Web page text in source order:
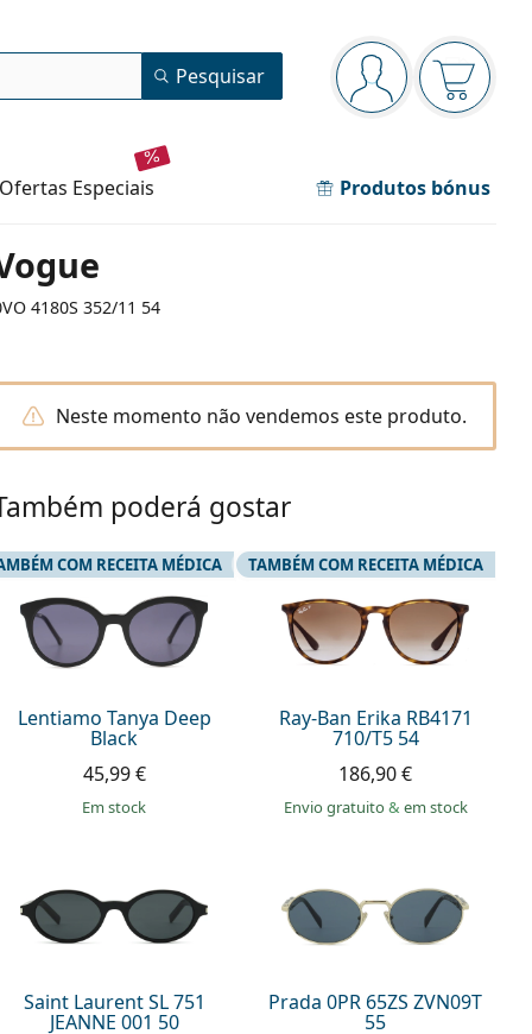
Painel de navegação
está conectado
O cesto
Pesquisar
ofertas especiais Produtos bónus
4180S 352/11 54
Neste momento não vendemos este produto.
poderá gostar
Lentiamo Tanya Deep
Black
COM RECEITA MÉDICA
45,99 €
em stock
Ray-Ban Erika RB4171
710/T5 54
TAMBÉM COM RECEITA MÉDICA
186,90 €
Envio gratuito& em stock
Saint Laurent SL 751
JEANNE 001 50
Prada 0PR 65ZS ZVN09T
55